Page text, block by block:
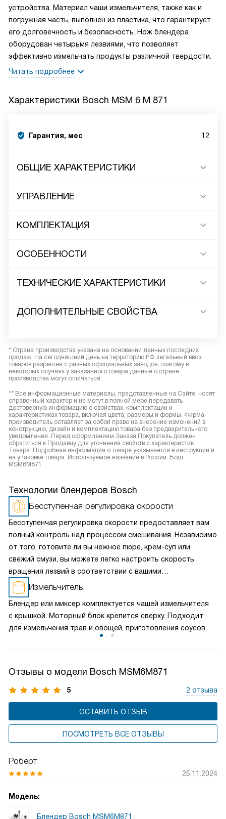
устройства. Материал чаши измельчителя, также как и
погружная часть, выполнен из пластика, что гарантирует
его долговечность и безопасность. Нож блендера
оборудован четырьмя лезвиями, что позволяет
эффективно измельчать продукты различной твердости.
Читать подробнее
Характеристики Bosch MSM 6 M 871
Гарантия, мес 12
ОБЩИЕ ХАРАКТЕРИСТИКИ
УПРАВЛЕНИЕ
КОМПЛЕКТАЦИЯ
ОСОБЕННОСТИ
ТЕХНИЧЕСКИЕ ХАРАКТЕРИСТИКИ
ДОПОЛНИТЕЛЬНЫЕ СВОЙСТВА
* Страна производства указана на основании данных последних
продаж. На сегодняшний день на территорию РФ легальный ввоз
товаров разрешен с разных официальных заводов, поэтому в
некоторых случаях у заказанного товара данные о стране
производства могут отличаться.
** Все информационные материалы, представленные на Сайте, носят
справочный характер и не могут в полной мере передавать
достоверную информацию о свойствах, комплектации и
характеристиках товара, включая цвета, размеры и формы. Фирма-
производитель оставляет за собой право на внесение изменений в
конструкцию, дизайн и комплектацию товара без предварительного
уведомления. Перед оформлением Заказа Покупатель должен
обратиться к Продавцу для уточнения свойств и характеристик
Товара. Подробная информация о товаре указывается в инструкции и
на упаковке товара. Используемое название в России: Бош
MSM6M871
Технологии блендеров Bosch
Бесступенчая регулировка скорости
Бесступенчая регулировка скорости предоставляет вам
полный контроль над процессом смешивания. Независимо
от того, готовите ли вы нежное пюре, крем-суп или
свежий смузи, вы можете легко настроить скорость
вращения лезвий в соответствии с вашими
потребностями. Эта интуитивно понятная функция
позволяет создавать идеальные текстуры и консистенции
каждого блюда, чтобы удовлетворить даже самые
изысканные вкусы.
Измельчитель
Блендер или миксер комплектуется чашей измельчителя
с крышкой. Моторный блок крепится сверху. Подходит
для измельчения трав и овощей, приготовления соусов.
Отзывы о модели Bosch MSM6M871
5 2 отзыва
ОСТАВИТЬ ОТЗЫВ
ПОСМОТРЕТЬ ВСЕ ОТЗЫВЫ
Роберт
25.11.2024
Модель:
Блендер Bosch MSM6M871